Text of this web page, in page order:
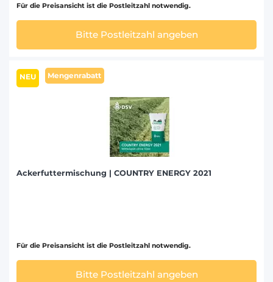
Für die Preisansicht ist die Postleitzahl notwendig.
Bitte Postleitzahl angeben
NEU Mengenrabatt
Ackerfuttermischung | COUNTRY ENERGY 2021
Für die Preisansicht ist die Postleitzahl notwendig.
Bitte Postleitzahl angeben